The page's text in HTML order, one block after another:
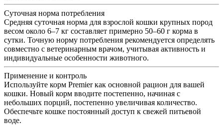
Суточная норма потребления
Средняя суточная норма для взрослой кошки крупных пород
весом около 6–7 кг составляет примерно 50–60 г корма в
сутки. Точную норму потребления рекомендуется определять
совместно с ветеринарным врачом, учитывая активность и
индивидуальные особенности животного.
Применение и контроль
Используйте корм Premier как основной рацион для вашей
кошки. Новый корм вводите постепенно, начиная с
небольших порций, постепенно увеличивая количество.
Обеспечьте кошке постоянный доступ к свежей питьевой
воде.